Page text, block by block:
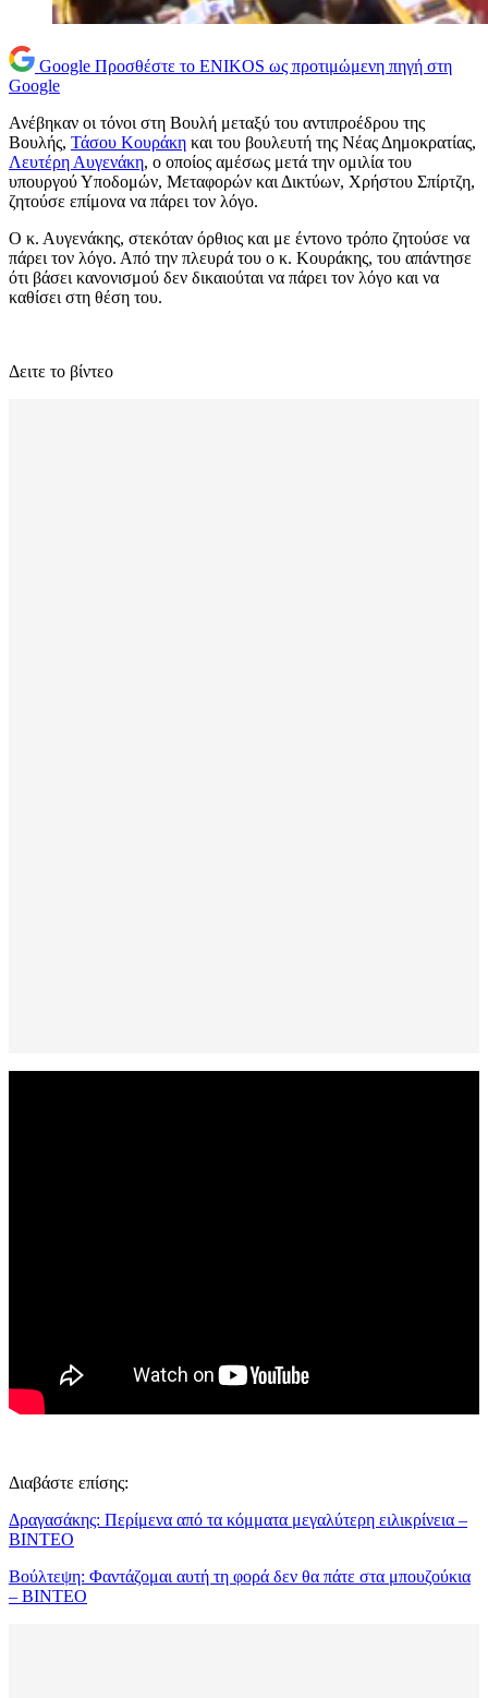
Google Προσθέστε το ENIKOS ως προτιμώμενη πηγή στη
Google
Ανέβηκαν οι τόνοι στη Βουλή μεταξύ του αντιπροέδρου της
Βουλής, Τάσου Κουράκη και του βουλευτή της Νέας Δημοκρατίας,
Λευτέρη Αυγενάκη, ο οποίος αμέσως μετά την ομιλία του
υπουργού Υποδομών, Μεταφορών και Δικτύων, Χρήστου Σπίρτζη,
ζητούσε επίμονα να πάρει τον λόγο.
Ο κ. Αυγενάκης, στεκόταν όρθιος και με έντονο τρόπο ζητούσε να
πάρει τον λόγο. Από την πλευρά του ο κ. Κουράκης, του απάντησε
ότι βάσει κανονισμού δεν δικαιούται να πάρει τον λόγο και να
καθίσει στη θέση του.
Δειτε το βίντεο
Διαβάστε επίσης:
Δραγασάκης: Περίμενα από τα κόμματα μεγαλύτερη ειλικρίνεια –
ΒΙΝΤΕΟ
Βούλτεψη: Φαντάζομαι αυτή τη φορά δεν θα πάτε στα μπουζούκια
– ΒΙΝΤΕΟ